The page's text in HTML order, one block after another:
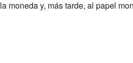
la moneda y, más tarde, al papel